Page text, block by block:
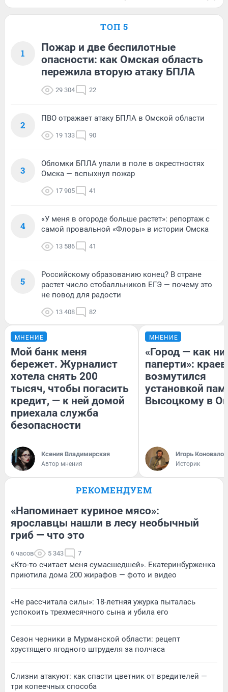
ТОП 5
1
Пожар и две беспилотные
опасности: как Омская область
пережила вторую атаку БПЛА
29 304 22
2
ПВО отражает атаку БПЛА в Омской области
19 133 90
3
Обломки БПЛА упали в поле в окрестностях
Омска — вспыхнул пожар
17 905 41
4
«У меня в огороде больше растет»: репортаж с
самой провальной «Флоры» в истории Омска
13 586 41
5
Российскому образованию конец? В стране
растет число стобалльников ЕГЭ — почему это
не повод для радости
13 408 82
МНЕНИЕ
Мой банк меня
бережет. Журналист
хотела снять 200
тысяч, чтобы погасить
кредит, — к ней домой
приехала служба
безопасности
Ксения Владимирская
Автор мнения
МНЕНИЕ
«Город — как
паперти»:
возмутился
установкой
Высоцкому в
Игорь Коновалов
Историк
РЕКОМЕНДУЕМ
«Напоминает куриное мясо»:
ярославцы нашли в лесу необычный
гриб — что это
6 часов 5 343 7
«Кто-то считает меня сумасшедшей». Екатеринбурженка
приютила дома 200 жирафов — фото и видео
«Не рассчитала силы»: 18-летняя ужурка пыталась
успокоить трехмесячного сына и убила его
Сезон черники в Мурманской области: рецепт
хрустящего ягодного штруделя за полчаса
Слизни атакуют: как спасти цветник от вредителей —
три копеечных способа